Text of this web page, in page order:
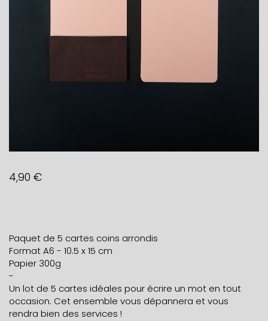
4,90 €
Paquet de 5 cartes coins arrondis
Format A6 - 10.5 x 15 cm
Papier 300g
-
Un lot de 5 cartes idéales pour écrire un mot en tout
occasion. Cet ensemble vous dépannera et vous
rendra bien des services !